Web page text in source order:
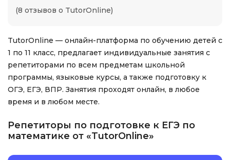
(8 отзывов о TutorOnline)
TutorOnline — онлайн-платформа по обучению детей с
1 по 11 класс, предлагает индивидуальные занятия с
репетиторами по всем предметам школьной
программы, языковые курсы, а также подготовку к
ОГЭ, ЕГЭ, ВПР. Занятия проходят онлайн, в любое
время и в любом месте.
Репетиторы по подготовке к ЕГЭ по
математике от «TutorOnline»